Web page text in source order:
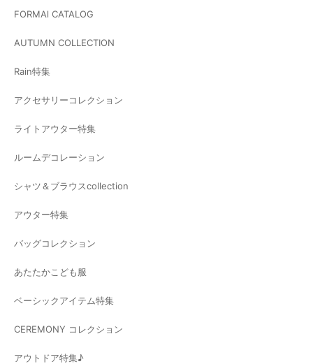
FORMAl CATALOG
AUTUMN COLLECTION
Rain特集
アクセサリーコレクション
ライトアウター特集
ルームデコレーション
シャツ＆ブラウスcollection
アウター特集
バッグコレクション
あたたかこども服
ベーシックアイテム特集
CEREMONY コレクション
アウトドア特集♪